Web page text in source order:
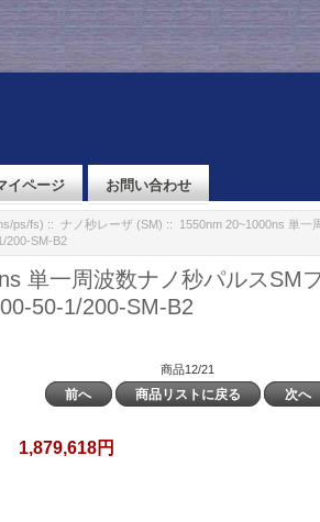
イページ お問い合わせ
ps/fs) :: ナノ秒レーザ (SM) :: 1550nm 20~1000ns 単一
200-SM-B2
単一周波数ナノ秒パルスSM
50-1/200-SM-B2
商品12/21
前へ 商品リストに戻る 次へ
1,879,618円